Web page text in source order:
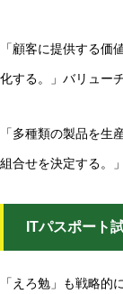
「顧客に提供する
化する。」バリュー
「多種類の製品を
組合せを決定する。
ITパスポート
「えろ勉」も戦略